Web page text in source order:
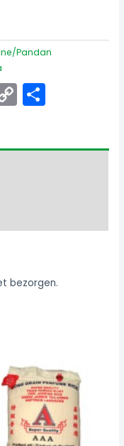
Pandan
Copy
bezorgen.